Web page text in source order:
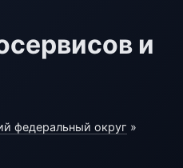
и
федеральный округ »